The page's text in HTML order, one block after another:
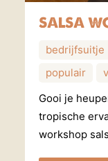
SALSA
bedrijfsuitje
populair
Gooi je
tropische
workshop